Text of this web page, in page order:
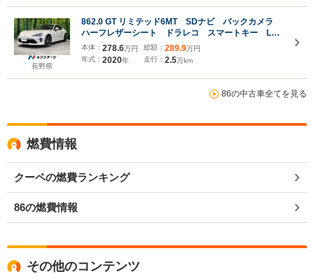
長野県
862.0 GT リミテッド6MT SDナビ バックカメラ
ハーフレザーシート ドラレコ スマートキー LED
ヘッド ETC クルコン 純正17インチアルミ オー
トライト デュアルエアコン Bluetooth
本体： 278.6万円
年式： 2020年
総額： 289.9万円
走行： 2.5万km
86の中古車全てを見る
燃費情報
クーペの燃費ランキング
86の燃費情報
その他のコンテンツ